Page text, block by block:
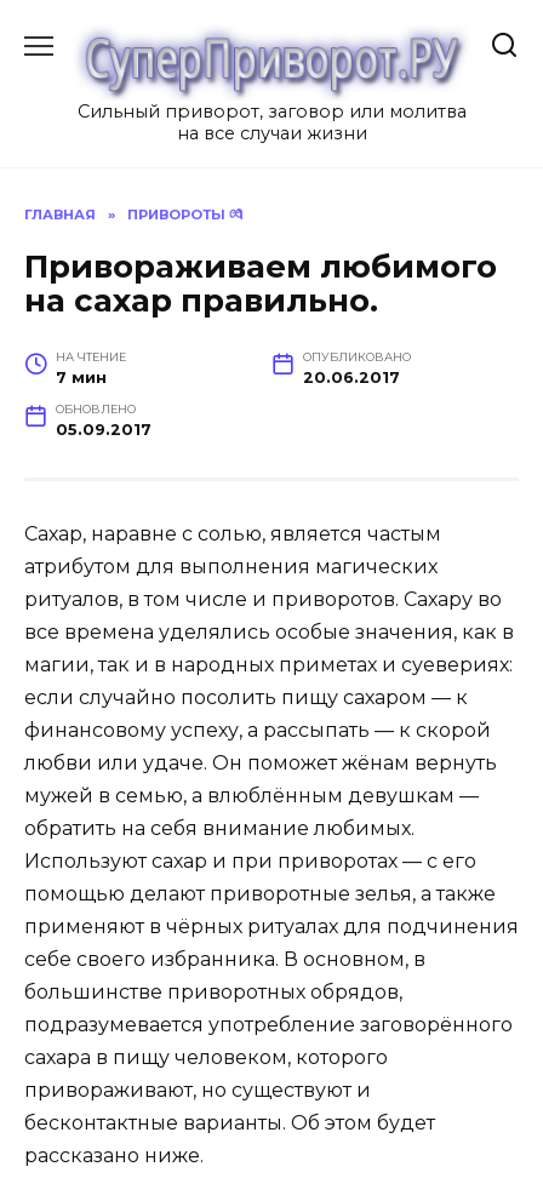
содержанию
Сильный приворот, заговор или молитва
на все случаи жизни
ГЛАВНАЯ » ПРИВОРОТЫ 💏
Привораживаем любимого
на сахар правильно.
НА ЧТЕНИЕ
7 мин
ОПУБЛИКОВАНО
20.06.2017
ОБНОВЛЕНО
05.09.2017
Сахар, наравне с солью, является частым
атрибутом для выполнения магических
ритуалов, в том числе и приворотов. Сахару во
все времена уделялись особые значения, как в
магии, так и в народных приметах и суевериях:
если случайно посолить пищу сахаром — к
финансовому успеху, а рассыпать — к скорой
любви или удаче. Он поможет жёнам вернуть
мужей в семью, а влюблённым девушкам —
обратить на себя внимание любимых.
Используют сахар и при приворотах — с его
помощью делают приворотные зелья, а также
применяют в чёрных ритуалах для подчинения
себе своего избранника. В основном, в
большинстве приворотных обрядов,
подразумевается употребление заговорённого
сахара в пищу человеком, которого
привораживают, но существуют и
бесконтактные варианты. Об этом будет
рассказано ниже.